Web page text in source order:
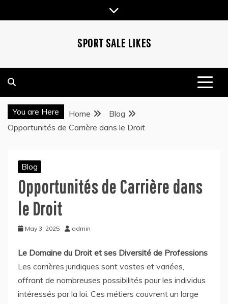
to
SPORT SALE LIKES
You are Here Home
Blog
Opportunités de Carrière dans le Droit
Blog
Opportunités de Carrière dans
le Droit
May 3, 2025 admin
Le Domaine du Droit et ses Diversité de Professions
Les carrières juridiques sont vastes et variées,
offrant de nombreuses possibilités pour les individus
intéressés par la loi. Ces métiers couvrent un large